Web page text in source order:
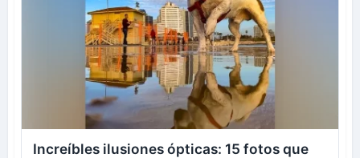
Increíbles ilusiones ópticas: 15 fotos que